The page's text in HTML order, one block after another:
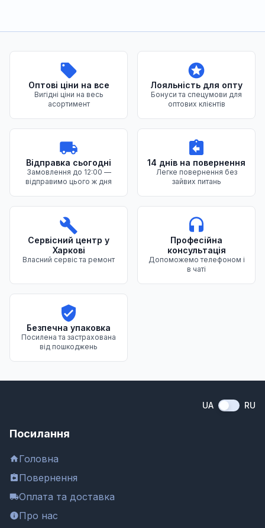
Переваги нашого магазину
Оптові ціни на все
Вигідні ціни на весь
асортимент
Лояльність для опту
Бонуси та спецумови для
оптових клієнтів
Відправка сьогодні
Замовлення до 12:00 —
відправимо цього ж дня
14 днів на повернення
Легке повернення без
зайвих питань
Сервісний центр у
Харкові
Власний сервіс та ремонт
Професійна
консультація
Допоможемо телефоном і
в чаті
Безпечна упаковка
Посилена та застрахована
від пошкоджень
UA RU
Посилання
Головна
Повернення
Оплата та доставка
Про нас